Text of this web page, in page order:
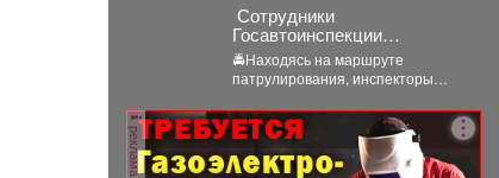
убийство,...
‍ Сотрудники
Госавтоинспекции
Березовского привлекли к
ответственности водителя
электросамоката, который
перевозил ребенка
🚔Находясь на маршруте
патрулирования, инспекторы
котором находилась мать с
ребенком без мотошлемов....
реклама